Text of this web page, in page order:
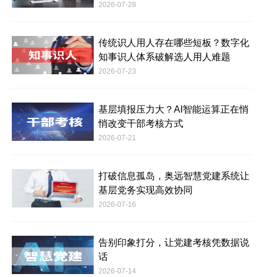
2026-07-28
传统识人用人存在哪些短板？数字化
知事识人体系破解选人用人难题
2026-07-23
基层填报压力大？AI智能运算正在悄
悄改变干部考核方式
2026-07-21
打破信息孤岛，奥远智慧党建系统让
基层党务实现高效协同
2026-07-16
告别印象打分，让党建考核凭数据说
话
2026-07-14